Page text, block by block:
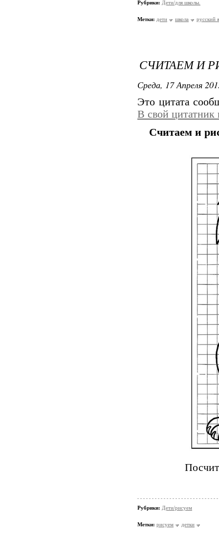
Рубрики: Дети/для школы.
Метки: дети школа русский
СЧИТАЕМ И
Среда, 17 Апреля
Это цитата
В свой цитатник
Считаем и
Рубрики: Дети/рисуем
Метки: рисуем детки